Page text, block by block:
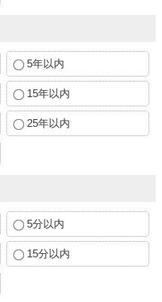
5年以内
15年以内
25年以内
5分以内
15分以内